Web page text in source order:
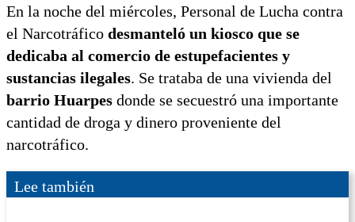
En la noche del miércoles, Personal de Lucha contra
el Narcotráfico desmanteló un kiosco que se
dedicaba al comercio de estupefacientes y
sustancias ilegales. Se trataba de una vivienda del
barrio Huarpes donde se secuestró una importante
cantidad de droga y dinero proveniente del
narcotráfico.
Lee también